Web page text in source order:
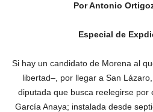
Por Antonio
Especial de
Si hay un candidato de Morena al
libertad–, por llegar a San
diputada que busca reelegirse por
García Anaya; instalada desde